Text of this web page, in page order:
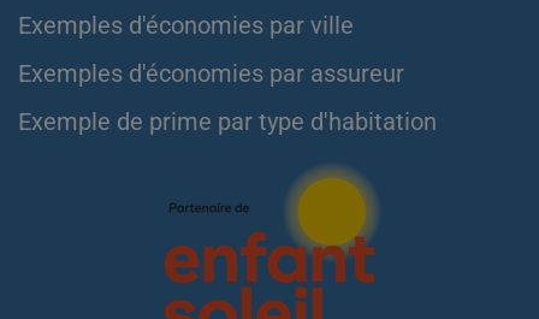
Exemples d'économies par ville
Exemples d'économies par assureur
Exemple de prime par type d'habitation